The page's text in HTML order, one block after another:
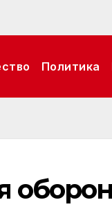
Политика